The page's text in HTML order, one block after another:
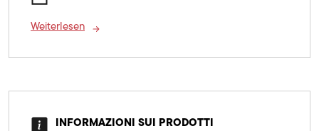
Weiterlesen
INFORMAZIONI SUI PRODOTTI